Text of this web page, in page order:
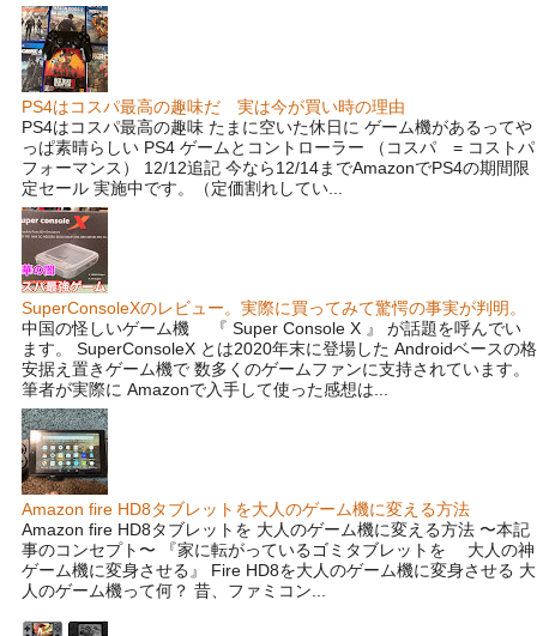
PS4はコスパ最高の趣味だ 実は今が買い時の理由
PS4はコスパ最高の趣味 たまに空いた休日に ゲーム機があるってや
っぱ素晴らしい PS4 ゲームとコントローラー （コスパ = コストパ
フォーマンス） 12/12追記 今なら12/14までAmazonでPS4の期間限
定セール 実施中です。（定価割れしてい...
SuperConsoleXのレビュー。実際に買ってみて驚愕の事実が判明。
中国の怪しいゲーム機 『 Super Console X 』 が話題を呼んでい
ます。 SuperConsoleX とは2020年末に登場した Androidベースの格
安据え置きゲーム機で 数多くのゲームファンに支持されています。
筆者が実際に Amazonで入手して使った感想は...
Amazon fire HD8タブレットを大人のゲーム機に変える方法
Amazon fire HD8タブレットを 大人のゲーム機に変える方法 〜本記
事のコンセプト〜 『家に転がっているゴミタブレットを 大人の神
ゲーム機に変身させる』 Fire HD8を大人のゲーム機に変身させる 大
人のゲーム機って何？ 昔、ファミコン...